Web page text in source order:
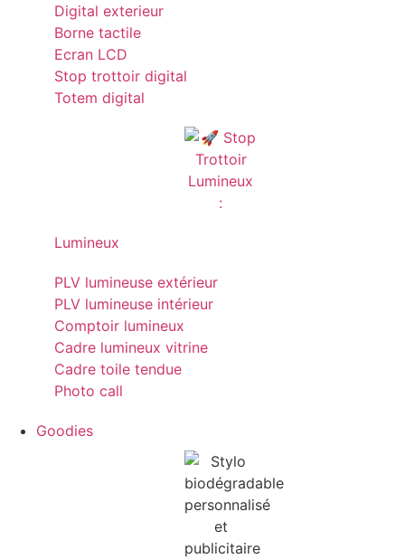
Digital exterieur
Borne tactile
Ecran LCD
Stop trottoir digital
Totem digital
Lumineux
PLV lumineuse extérieur
PLV lumineuse intérieur
Comptoir lumineux
Cadre lumineux vitrine
Cadre toile tendue
Photo call
Goodies